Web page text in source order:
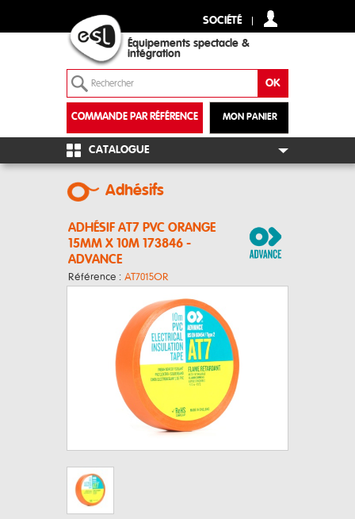
SOCIÉTÉ
Équipements spectacle &
intégration
MON PANIER
COMMANDE PAR RÉFÉRENCE
+
CATALOGUE
Adhésifs
ADHÉSIF AT7 PVC ORANGE
15MM X 10M 173846 -
ADVANCE
Référence : AT7015OR